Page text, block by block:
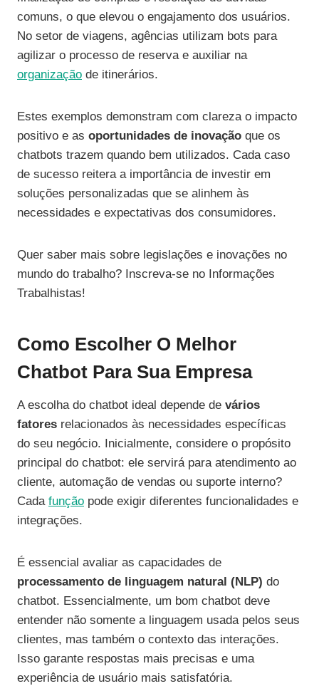
comuns, o que elevou o engajamento dos usuários.
No setor de viagens, agências utilizam bots para
agilizar o processo de reserva e auxiliar na
organização de itinerários.
Estes exemplos demonstram com clareza o impacto
positivo e as oportunidades de inovação que os
chatbots trazem quando bem utilizados. Cada caso
de sucesso reitera a importância de investir em
soluções personalizadas que se alinhem às
necessidades e expectativas dos consumidores.
Quer saber mais sobre legislações e inovações no
mundo do trabalho? Inscreva-se no Informações
Trabalhistas!
Como Escolher O Melhor
Chatbot Para Sua Empresa
A escolha do chatbot ideal depende de vários
fatores relacionados às necessidades específicas
do seu negócio. Inicialmente, considere o propósito
principal do chatbot: ele servirá para atendimento ao
cliente, automação de vendas ou suporte interno?
Cada função pode exigir diferentes funcionalidades e
integrações.
É essencial avaliar as capacidades de
processamento de linguagem natural (NLP) do
chatbot. Essencialmente, um bom chatbot deve
entender não somente a linguagem usada pelos seus
clientes, mas também o contexto das interações.
Isso garante respostas mais precisas e uma
experiência de usuário mais satisfatória.